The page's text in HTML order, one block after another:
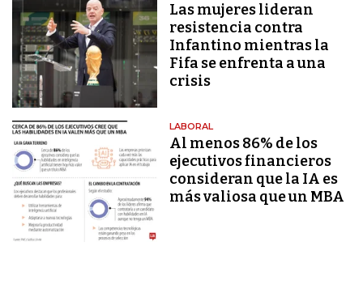
Las mujeres lideran
resistencia contra
Infantino mientras la
Fifa se enfrenta a una
crisis
LABORAL
Al menos 86% de los
ejecutivos financieros
consideran que la IA es
más valiosa que un MBA